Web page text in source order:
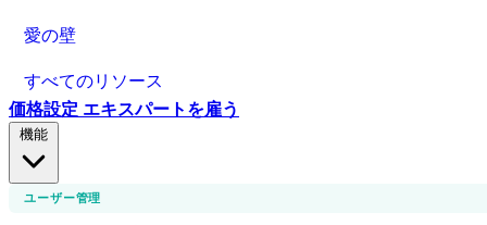
愛の壁
すべてのリソース
価格設定 エキスパートを雇う
ユーザー管理